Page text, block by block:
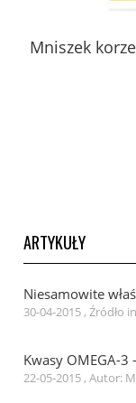
Mniszek
ARTYKUŁY
Niesamowite
30-04-2015 , Źródło
Kwasy OMEGA-
22-05-2015 , Autor: